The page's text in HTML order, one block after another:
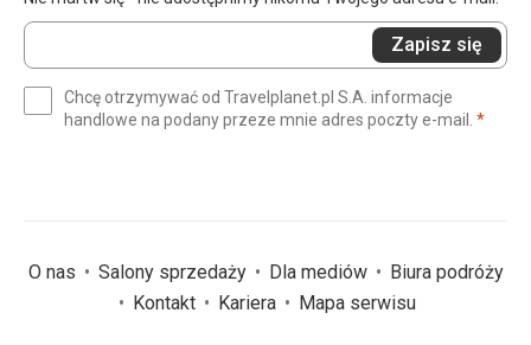
Wprowadź
swój
(wymagane)
Zapisz się
Chcę otrzymywać od Travelplanet.pl S.A. informacje
handlowe na podany przeze mnie adres poczty e-mail. *
O nas Salony sprzedaży Dla mediów
Biura podróży
Kontakt
Kariera Mapa serwisu